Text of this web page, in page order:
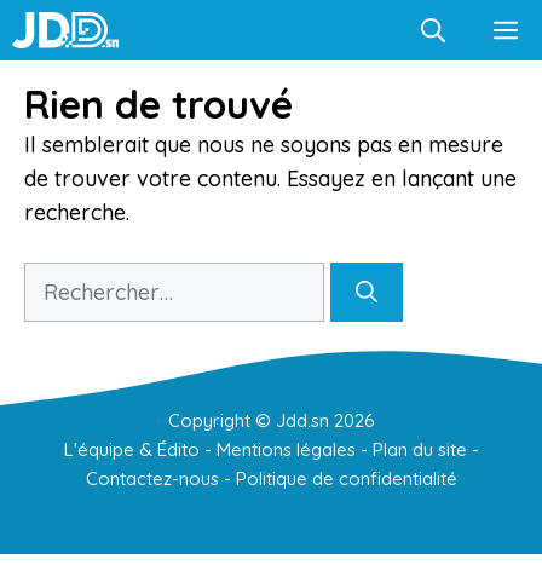
Aller
au
Rien de trouvé
Il semblerait que nous ne soyons pas en mesure
de trouver votre contenu. Essayez en lançant une
recherche.
Rechercher :
Copyright © Jdd.sn 2026
L'équipe & Édito - Mentions légales- Plan du site -
Contactez-nous- Politique de confidentialité